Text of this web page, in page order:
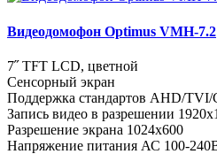
Видеодомофон Optimus VMH-7.2
7˝ TFT LCD, цветной
Сенсорный экран
Поддержка стандартов AHD/
Запись видео в разрешении
Разрешение экрана 1024x600
Напряжение питания АС 100-